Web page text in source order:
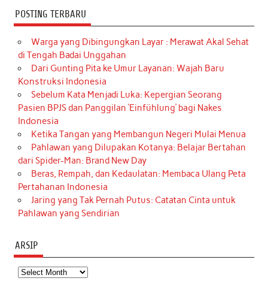
POSTING TERBARU
Warga yang Dibingungkan Layar : Merawat Akal Sehat
di Tengah Badai Unggahan
Dari Gunting Pita ke Umur Layanan: Wajah Baru
Konstruksi Indonesia
Sebelum Kata Menjadi Luka: Kepergian Seorang
Pasien BPJS dan Panggilan ‘Einfühlung’ bagi Nakes
Indonesia
Ketika Tangan yang Membangun Negeri Mulai Menua
Pahlawan yang Dilupakan Kotanya: Belajar Bertahan
dari Spider-Man: Brand New Day
Beras, Rempah, dan Kedaulatan: Membaca Ulang Peta
Pertahanan Indonesia
Jaring yang Tak Pernah Putus: Catatan Cinta untuk
Pahlawan yang Sendirian
ARSIP
Arsip